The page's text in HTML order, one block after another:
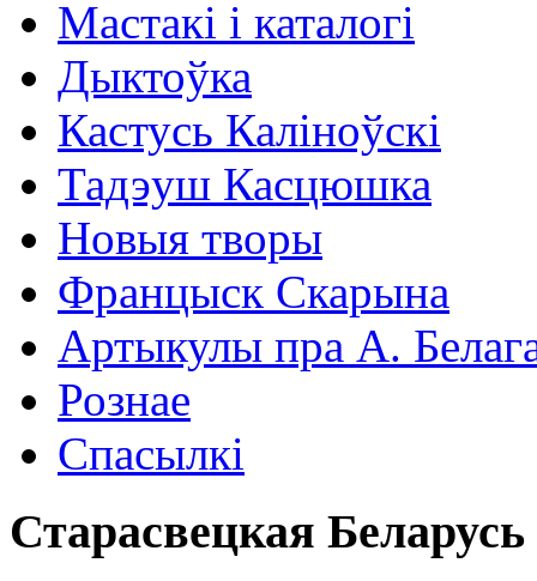
Мастакі i каталогi
Дыктоўка
Кастусь Каліноўскі
Тадэуш Касцюшка
Новыя творы
Францыск Скарына
Артыкулы пра А.
Рознае
Спасылкі
Старасвецкая Беларусь